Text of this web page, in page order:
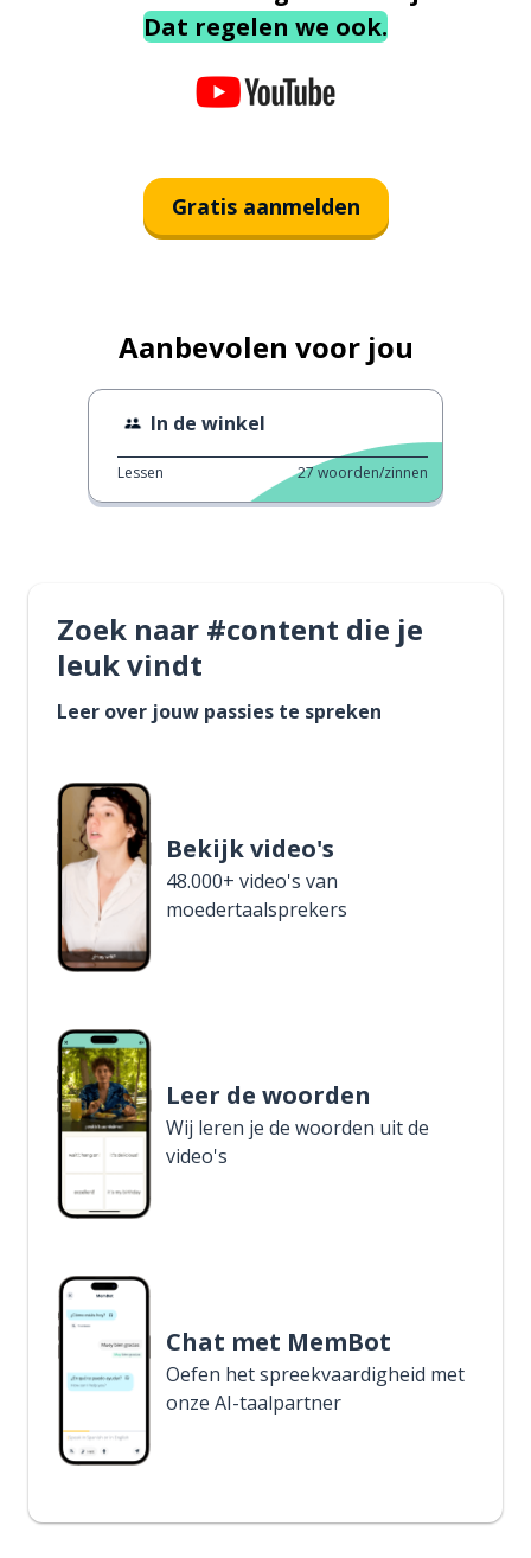
Dat regelen we ook.
Gratis aanmelden
Aanbevolen voor jou
In de winkel
Lessen 27woorden/zinnen
Zoek naar #content die je
leuk vindt
Leer over jouw passies te spreken
Bekijk video's
48.000+ video's van
moedertaalsprekers
Leer de woorden
Wij leren je de woorden uit de
video's
Chat met MemBot
Oefen het spreekvaardigheid met
onze AI-taalpartner